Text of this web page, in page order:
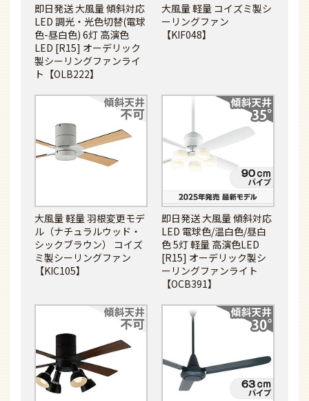
即日発送 大風量 傾斜対応
LED 調光・光色切替(電球
色-昼白色) 6灯 高演色
LED [R15] オーデリック
製シーリングファンライ
ト【OLB222】
大風量 軽量 コイズミ製シ
ーリングファン
【KIF048】
大風量 軽量 羽根変更モデ
ル（ナチュラルウッド・
シックブラウン） コイズ
ミ製シーリングファン
【KIC105】
即日発送 大風量 傾斜対応
LED 電球色/温白色/昼白
色 5灯 軽量 高演色LED
[R15] オーデリック製シ
ーリングファンライト
【OCB391】